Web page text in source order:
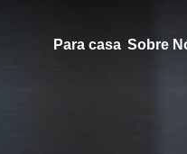
Para casa Sobre